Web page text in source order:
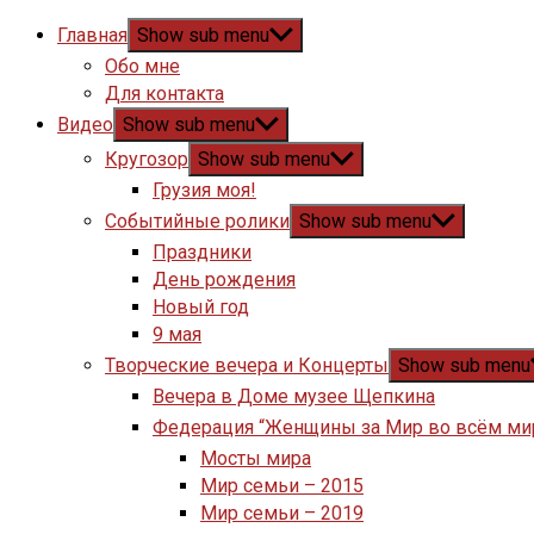
Главная Show sub menu
Обо мне
Для контакта
Видео Show sub menu
Кругозор Show sub menu
Грузия моя!
Событийные ролики Show sub menu
Праздники
День рождения
Новый год
9 мая
Творческие вечера и Концерты Show sub menu
Вечера в Доме музее Щепкина
Федерация “Женщины за Мир во всём
Мосты мира
Мир семьи – 2015
Мир семьи – 2019